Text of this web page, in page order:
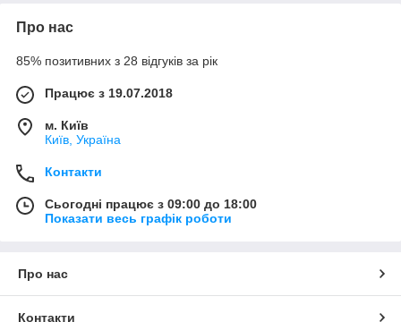
Про нас
85% позитивних з 28 відгуків за рік
Працює з 19.07.2018
м. Київ
Київ, Україна
Контакти
Сьогодні працює з 09:00 до 18:00
Показати весь графік роботи
Про нас
Контакти